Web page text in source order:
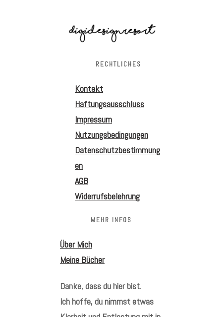
RECHTLICHES
Kontakt
Haftungsausschluss
Impressum
Nutzungsbedingungen
Datenschutzbestimmung
en
AGB
Widerrufsbelehrung
MEHR INFOS
Über Mich
Meine Bücher
Danke, dass du hier bist.
Ich hoffe, du nimmst etwas